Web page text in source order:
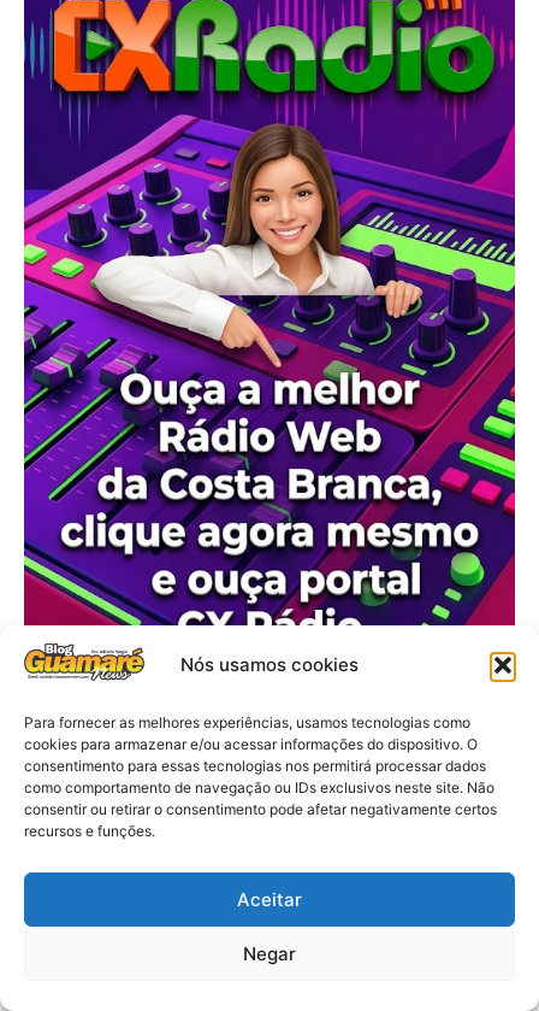
Nós usamos cookies
Para fornecer as melhores experiências, usamos tecnologias como
cookies para armazenar e/ou acessar informações do dispositivo. O
consentimento para essas tecnologias nos permitirá processar dados
como comportamento de navegação ou IDs exclusivos neste site. Não
consentir ou retirar o consentimento pode afetar negativamente certos
recursos e funções.
Aceitar
Negar